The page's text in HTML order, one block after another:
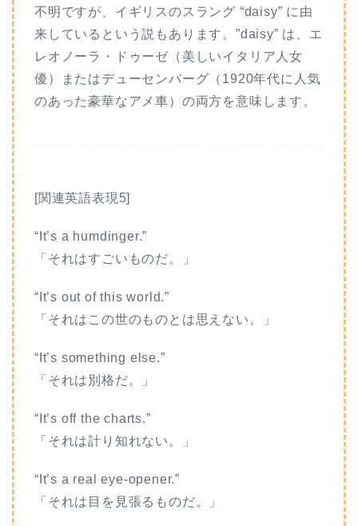
不明ですが、イギリスのスラング “daisy” に由
来しているという説もあります。”daisy” は、エ
レオノーラ・ドゥーゼ（美しいイタリア人女
優）またはデューセンバーグ（1920年代に人気
のあった豪華なアメ車）の両方を意味します。
[関連英語表現5]
“It’s a humdinger.”
「それはすごいものだ。」
“It’s out of this world.”
「それはこの世のものとは思えない。」
“It’s something else.”
「それは別格だ。」
“It’s off the charts.”
「それは計り知れない。」
“It’s a real eye-opener.”
「それは目を見張るものだ。」